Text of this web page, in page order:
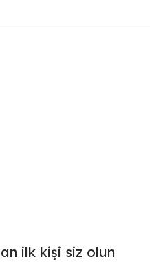
ilk kişi siz olun